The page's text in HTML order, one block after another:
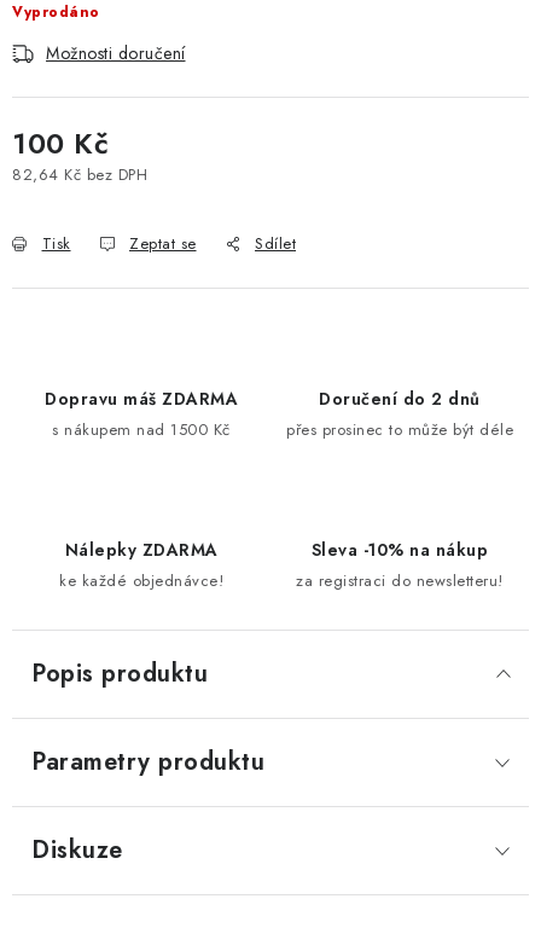
Vyprodáno
Možnosti doručení
100 Kč
82,64 Kč bez DPH
Tisk Zeptat se Sdílet
Dopravu máš ZDARMA
s nákupem nad 1500 Kč
Doručení do 2 dnů
přes prosinec to může být déle
Nálepky ZDARMA
ke každé objednávce!
Sleva -10% na nákup
za registraci do newsletteru!
Popis produktu
Parametry produktu
Diskuze